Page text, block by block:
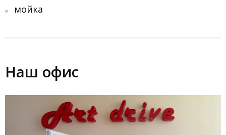
мойка
Наш офис